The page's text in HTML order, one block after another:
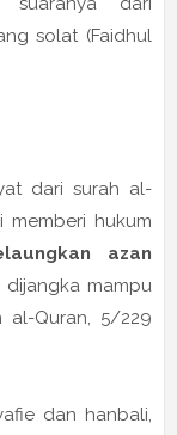
solat (Faidhul
dari surah al-
hukum
azan
dijangka mampu
al-Quran, 5/229
dan hanbali,